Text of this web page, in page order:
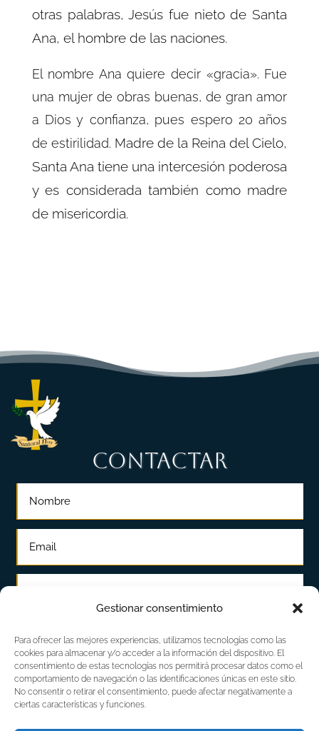
Gestionar consentimiento
Para ofrecer las mejores experiencias, utilizamos tecnologías como las
cookies para almacenar y/o acceder a la información del dispositivo. El
consentimiento de estas tecnologías nos permitirá procesar datos como el
comportamiento de navegación o las identificaciones únicas en este sitio.
No consentir o retirar el consentimiento, puede afectar negativamente a
ciertas características y funciones.
otras palabras, Jesús fue nieto de Santa
Ana, el hombre de las naciones.
El nombre Ana quiere decir «gracia». Fue
una mujer de obras buenas, de gran amor
a Dios y confianza, pues espero 20 años
de estirilidad. Madre de la Reina del Cielo,
Santa Ana tiene una intercesión poderosa
y es considerada también como madre
de misericordia.
CONTACTAR